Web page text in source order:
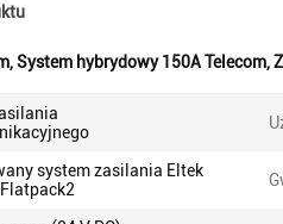
,System hybrydowy 150A Telecom,
system zasilania Eltek